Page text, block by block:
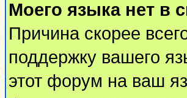
Моего языка нет в
Причина скорее
поддержку вашего
этот форум на ваш